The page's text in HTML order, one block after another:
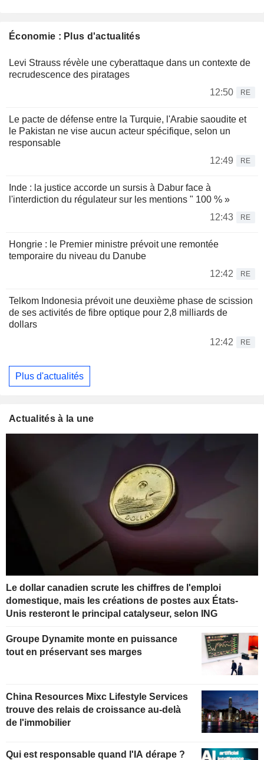
Économie : Plus d'actualités
Levi Strauss révèle une cyberattaque dans un contexte de
recrudescence des piratages
12:50
RE
Le pacte de défense entre la Turquie, l'Arabie saoudite et
le Pakistan ne vise aucun acteur spécifique, selon un
responsable
12:49
RE
Inde : la justice accorde un sursis à Dabur face à
l'interdiction du régulateur sur les mentions " 100 % »
12:43
RE
Hongrie : le Premier ministre prévoit une remontée
temporaire du niveau du Danube
12:42
RE
Telkom Indonesia prévoit une deuxième phase de scission
de ses activités de fibre optique pour 2,8 milliards de
dollars
12:42
RE
Plus d'actualités
Actualités à la une
Le dollar canadien scrute les chiffres de l'emploi
domestique, mais les créations de postes aux États-
Unis resteront le principal catalyseur, selon ING
Groupe Dynamite monte en puissance
tout en préservant ses marges
China Resources Mixc Lifestyle Services
trouve des relais de croissance au-delà
de l'immobilier
Qui est responsable quand l'IA dérape ?